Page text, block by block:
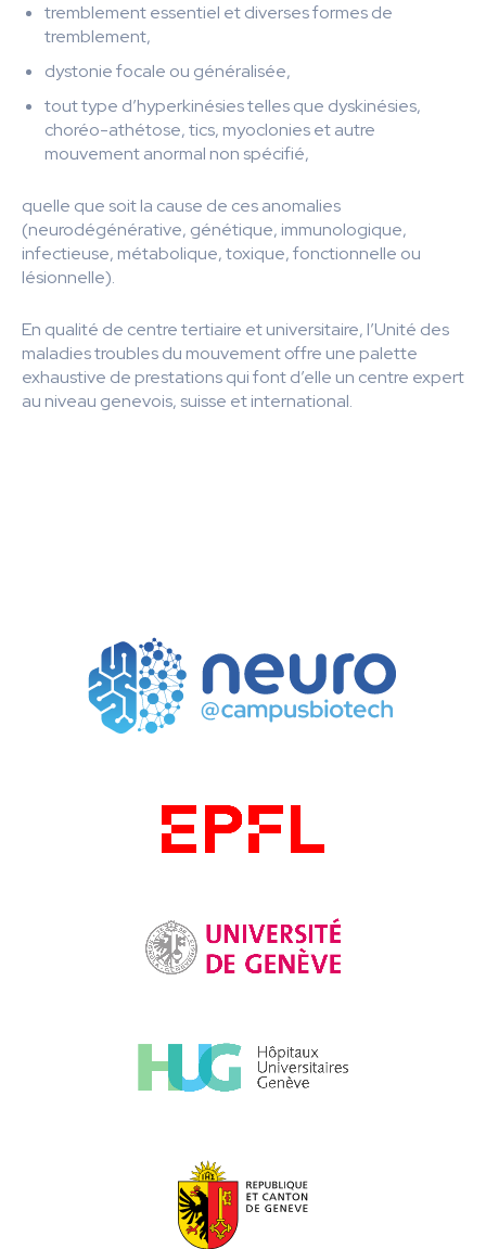
tremblement essentiel et diverses formes de
tremblement,
dystonie focale ou généralisée,
tout type d’hyperkinésies telles que dyskinésies,
choréo-athétose, tics, myoclonies et autre
mouvement anormal non spécifié,
quelle que soit la cause de ces anomalies
(neurodégénérative, génétique, immunologique,
infectieuse, métabolique, toxique, fonctionnelle ou
lésionnelle).
En qualité de centre tertiaire et universitaire, l’Unité des
maladies troubles du mouvement offre une palette
exhaustive de prestations qui font d’elle un centre expert
au niveau genevois, suisse et international.